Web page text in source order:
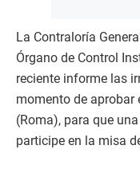
La Contraloría
Órgano de Control
reciente informe las
momento de aprobar
(Roma), para que
participe en la misa